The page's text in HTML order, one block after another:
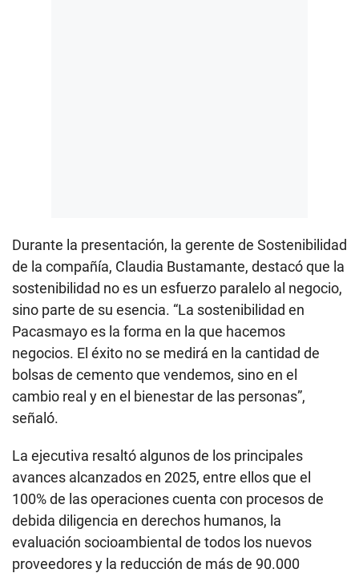
Durante la presentación, la gerente de Sostenibilidad
de la compañía, Claudia Bustamante, destacó que la
sostenibilidad no es un esfuerzo paralelo al negocio,
sino parte de su esencia. “La sostenibilidad en
Pacasmayo es la forma en la que hacemos
negocios. El éxito no se medirá en la cantidad de
bolsas de cemento que vendemos, sino en el
cambio real y en el bienestar de las personas”,
señaló.
La ejecutiva resaltó algunos de los principales
avances alcanzados en 2025, entre ellos que el
100% de las operaciones cuenta con procesos de
debida diligencia en derechos humanos, la
evaluación socioambiental de todos los nuevos
proveedores y la reducción de más de 90.000